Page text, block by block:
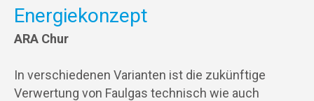
Energiekonzept
ARA Chur
In verschiedenen Varianten ist die zukünftige
Verwertung von Faulgas technisch wie auch